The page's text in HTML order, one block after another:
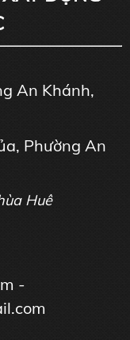
An Khánh,
Phường An
Huê
-